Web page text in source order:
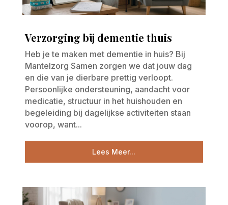
Verzorging bij dementie thuis
Heb je te maken met dementie in huis? Bij
Mantelzorg Samen zorgen we dat jouw dag
en die van je dierbare prettig verloopt.
Persoonlijke ondersteuning, aandacht voor
medicatie, structuur in het huishouden en
begeleiding bij dagelijkse activiteiten staan
voorop, want...
Lees Meer...